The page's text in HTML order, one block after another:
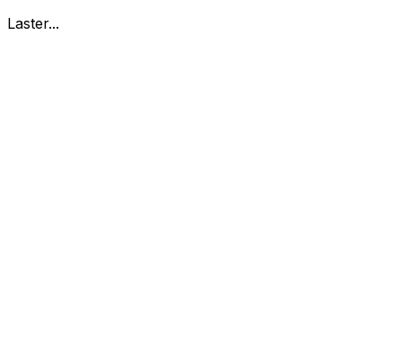
Laster...